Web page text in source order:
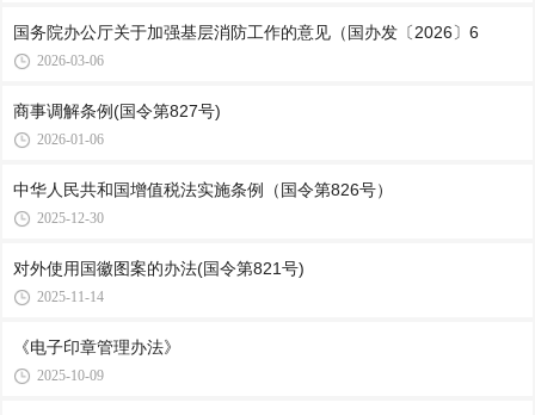
国务院办公厅关于加强基层消防工作的意见（国办发〔2026〕6
2026-03-06
商事调解条例(国令第827号)
2026-01-06
中华人民共和国增值税法实施条例（国令第826号）
2025-12-30
对外使用国徽图案的办法(国令第821号)
2025-11-14
《电子印章管理办法》
2025-10-09